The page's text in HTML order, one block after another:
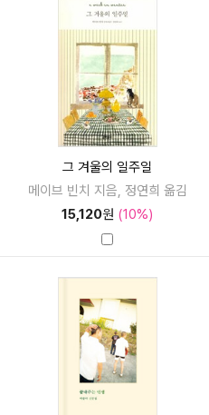
그 겨울의 일주일
메이브 빈치 지음, 정연희 옮김
15,120원 (10%)